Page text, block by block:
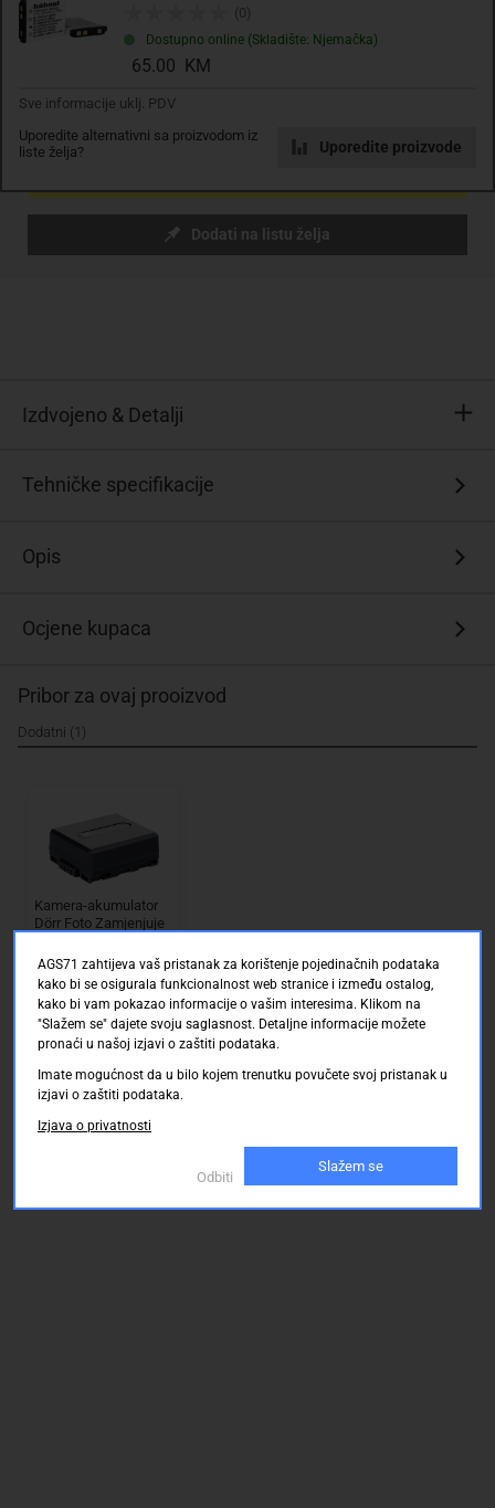
(0)
Dostupno online (Skladište: Njemačka)
65.00 KM
Sve informacije uklj. PDV
Uporedite alternativni sa proizvodom iz
liste želja?
Uporedite proizvode
0.00 KM
Troškovi dostave
Dodati na listu želja
Izdvojeno & Detalji
Idealno
ili
druga
Velika
Integrirana
zaštitna
elektronika
Tehničke specifikacije
Opis
Ocjene kupaca
Pribor za ovaj prooizvod
Dodatni (1)
Kamera-akumulator
Dörr Foto Zamjenjuje
bateriju CGA-DU 14E,
CGA-DU 1B, CGR-DU
06, CGA-DU 07, CP-
861 7.2 V 720 mA
Conrad Electronic SE
Uskoro dostupno
0.00 KM
AGS71 zahtijeva vaš pristanak za korištenje pojedinačnih podataka
kako bi se osigurala funkcionalnost web stranice i između ostalog,
kako bi vam pokazao informacije o vašim interesima. Klikom na
"Slažem se" dajete svoju saglasnost. Detaljne informacije možete
pronaći u našoj izjavi o zaštiti podataka.
Imate mogućnost da u bilo kojem trenutku povučete svoj pristanak u
izjavi o zaštiti podataka.
Izjava o privatnosti
Odbiti
Slažem se